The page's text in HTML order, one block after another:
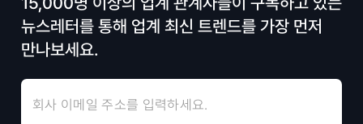
뉴스레터를 통해 업계 최신 트렌드를 가장 먼저
만나보세요.